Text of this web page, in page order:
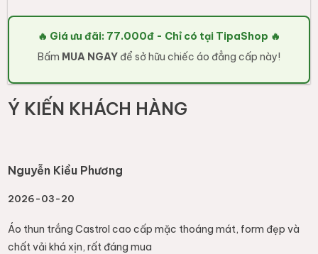
🔥 Giá ưu đãi: 77.000đ - Chỉ có tại TipaShop 🔥
Bấm MUA NGAY để sở hữu chiếc áo đẳng cấp này!
Ý KIẾN KHÁCH HÀNG
Nguyễn Kiều Phương
2026-03-20
Áo thun trắng Castrol cao cấp mặc thoáng mát, form đẹp và
chất vải khá xịn, rất đáng mua